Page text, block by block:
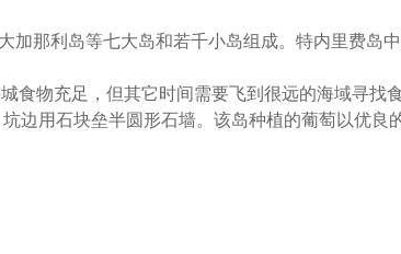
那利岛等七大岛和若千小岛组成。特内里费岛
物充足，但其它时间需要飞到很远的海域寻找
用石块垒半圆形石墙。该岛种植的葡萄以优良